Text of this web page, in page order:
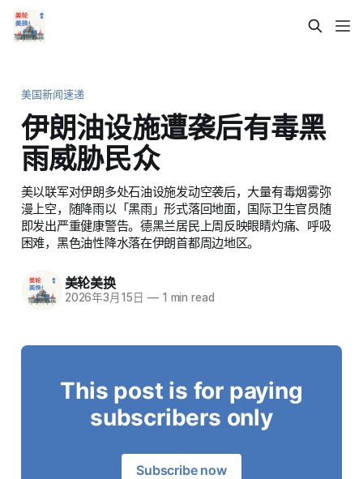
美国新闻速递
伊朗油设施遭袭后有毒黑
雨威胁民众
美以联军对伊朗多处石油设施发动空袭后，大量有毒烟雾弥
漫上空，随降雨以「黑雨」形式落回地面，国际卫生官员随
即发出严重健康警告。德黑兰居民上周反映眼睛灼痛、呼吸
困难，黑色油性降水落在伊朗首都周边地区。
美轮美换
2026年3月15日 —1 min read
This post is for paying
subscribers only
Subscribe now